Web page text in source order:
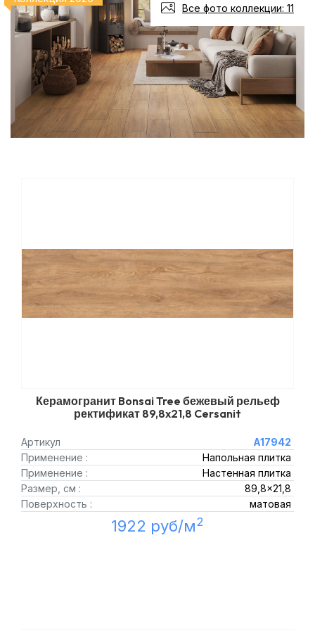
Все фото коллекции: 11
Керамогранит Bonsai Tree бежевый рельеф
ректификат 89,8x21,8 Cersanit
Артикул
A17942
Применение :
Напольная плитка
Применение :
Настенная плитка
Размер, см :
89,8x21,8
Поверхность :
матовая
1922 руб/м2